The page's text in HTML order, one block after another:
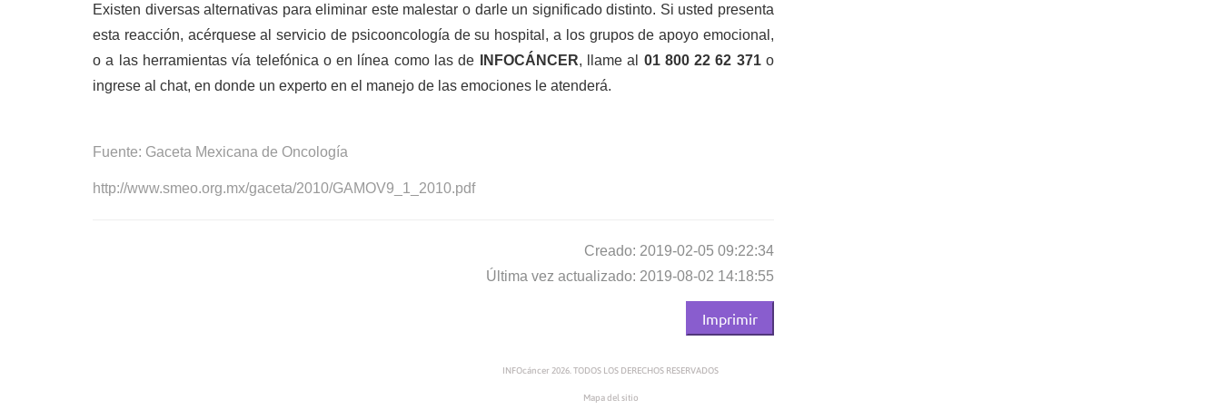
Existen diversas alternativas para eliminar este malestar o darle un significado distinto. Si usted presenta
esta reacción, acérquese al servicio de psicooncología de su hospital, a los grupos de apoyo emocional,
o a las herramientas vía telefónica o en línea como las de
INFOCÁNCER, llame al 01 800 22 62 371o
ingrese al chat, en donde un experto en el manejo de las emociones le atenderá.
Fuente: Gaceta Mexicana de Oncología
http://www.smeo.org.mx/gaceta/2010/GAMOV9_1_2010.pdf
Creado: 2019-02-05 09:22:34
Última vez actualizado: 2019-08-02 14:18:55
Imprimir
INFOcáncer 2026. TODOS LOS DERECHOS RESERVADOS
Mapa del sitio